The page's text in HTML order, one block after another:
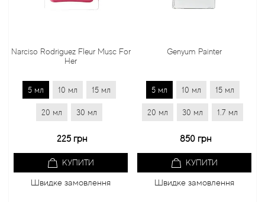
Rodriguez Fleur Musc For
Her
5 мл 10 мл 15 мл
20 мл 30 мл
225 грн
КУПИТИ
Швидке замовлення
Genyum Painter
5 мл 10 мл 15 мл
20 мл 30 мл 1.7 мл
850 грн
КУПИТИ
Швидке замовлення